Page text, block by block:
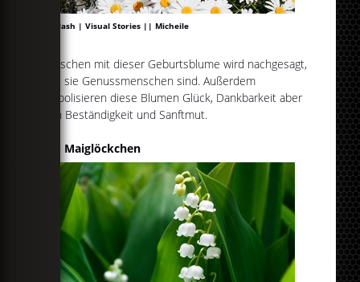
Unsplash | Visual Stories || Micheile
Menschen mit dieser Geburtsblume wird nachgesagt,
dass sie Genussmenschen sind. Außerdem
symbolisieren diese Blumen Glück, Dankbarkeit aber
auch Beständigkeit und Sanftmut.
Mai: Maiglöckchen